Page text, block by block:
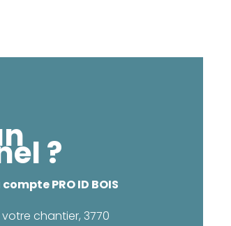
?
PRO ID BOIS
chantier, 3770